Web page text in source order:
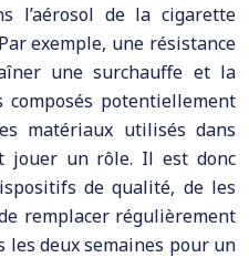
l’aérosol de la cigarette
exemple, une résistance
une surchauffe et la
composés potentiellement
matériaux utilisés dans
jouer un rôle. Il est donc
de qualité, de les
remplacer régulièrement
les deux semaines pour un